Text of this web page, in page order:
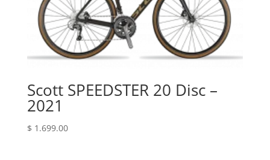
Scott SPEEDSTER 20 Disc –
2021
$ 1.699.00